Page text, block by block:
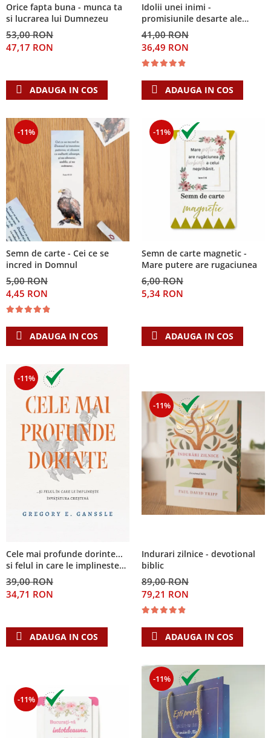
Orice fapta buna - munca ta
si lucrarea lui Dumnezeu
53,00 RON
47,17 RON
ADAUGA IN COS
Idolii unei inimi -
promisiunile desarte ale
banilor, sexului si puterii si
Singura Nadejde care
conteaza
41,00 RON
36,49 RON
ADAUGA IN COS
-11%
Semn de carte - Cei ce se
incred in Domnul
5,00 RON
4,45 RON
ADAUGA IN COS
-11%
Semn de carte magnetic -
Mare putere are rugaciunea
6,00 RON
5,34 RON
ADAUGA IN COS
-11%
Cele mai profunde dorinte...
si felul in care le implineste
invatatura crestina
39,00 RON
34,71 RON
ADAUGA IN COS
-11%
Indurari zilnice - devotional
biblic
89,00 RON
79,21 RON
ADAUGA IN COS
-11%
-11%